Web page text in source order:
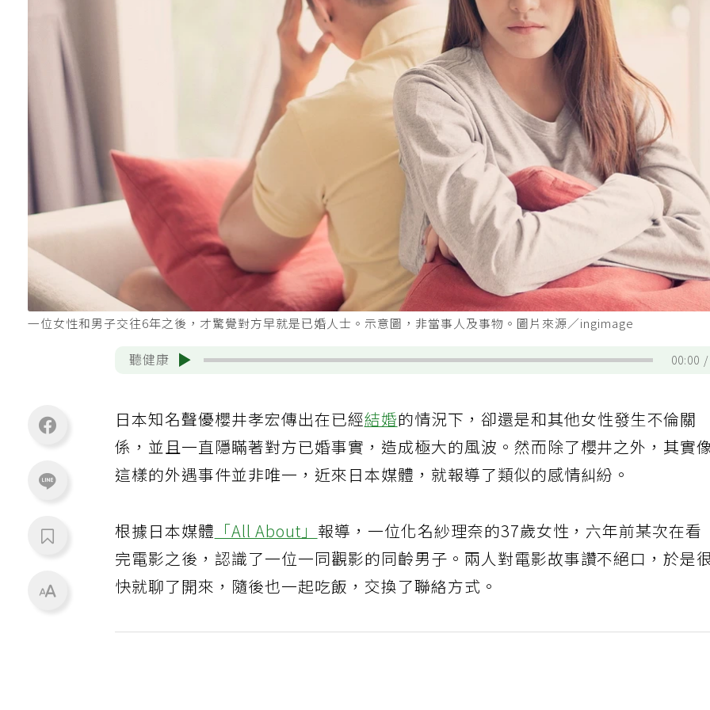
一位女性和男子交往6年之後，才驚覺對方早就是已婚人士。示意圖，非當事人及事物。圖片來源／ingimage
聽健康 00:00
日本知名聲優櫻井孝宏傳出在已經結婚的情況下，卻還是和其他女性發生不倫關
係，並且一直隱瞞著對方已婚事實，造成極大的風波。然而除了櫻井之外，其實像
這樣的外遇事件並非唯一，近來日本媒體，就報導了類似的感情糾紛。
根據日本媒體「All About」報導，一位化名紗理奈的37歲女性，六年前某次在看
完電影之後，認識了一位一同觀影的同齡男子。兩人對電影故事讚不絕口，於是
快就聊了開來，隨後也一起吃飯，交換了聯絡方式。